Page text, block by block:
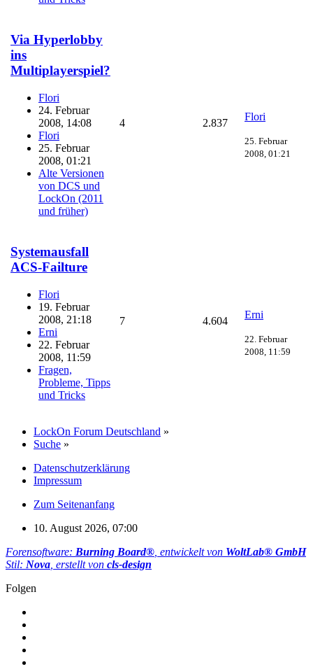
Via Hyperlobby
ins
Multiplayerspiel?
Flori
24. Februar
2008, 14:08
Flori
25. Februar
2008, 01:21
Alte Versionen
von DCS und
LockOn (2011
und früher)
4 2.837
Flori
25. Februar
2008, 01:21
Systemausfall
ACS-Failture
Flori
19. Februar
2008, 21:18
Erni
22. Februar
2008, 11:59
Fragen,
Probleme, Tipps
und Tricks
7 4.604
Erni
22. Februar
2008, 11:59
LockOn Forum Deutschland »
Suche »
Datenschutzerklärung
Impressum
Zum Seitenanfang
10. August 2026, 07:00
Forensoftware: Burning Board®, entwickelt von WoltLab® GmbH
Stil: Nova, erstellt von cls-design
Folgen